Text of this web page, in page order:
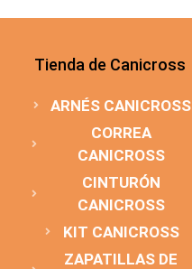
Tienda de Canicross
ARNÉS CANICROSS
CORREA
CANICROSS
CINTURÓN
CANICROSS
KIT CANICROSS
ZAPATILLAS DE